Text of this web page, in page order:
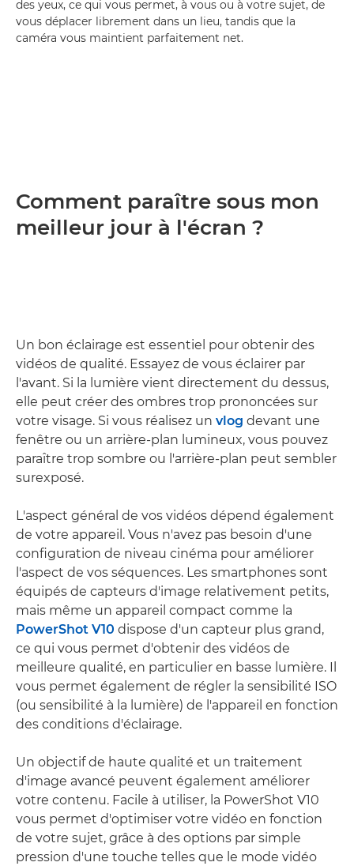
des yeux, ce qui vous permet, à vous ou à votre sujet, de
vous déplacer librement dans un lieu, tandis que la
caméra vous maintient parfaitement net.
Comment paraître sous mon
meilleur jour à l'écran ?
Un bon éclairage est essentiel pour obtenir des
vidéos de qualité. Essayez de vous éclairer par
l'avant. Si la lumière vient directement du dessus,
elle peut créer des ombres trop prononcées sur
votre visage. Si vous réalisez un vlog devant une
fenêtre ou un arrière-plan lumineux, vous pouvez
paraître trop sombre ou l'arrière-plan peut sembler
surexposé.
L'aspect général de vos vidéos dépend également
de votre appareil. Vous n'avez pas besoin d'une
configuration de niveau cinéma pour améliorer
l'aspect de vos séquences. Les smartphones sont
équipés de capteurs d'image relativement petits,
mais même un appareil compact comme la
PowerShot V10 dispose d'un capteur plus grand,
ce qui vous permet d'obtenir des vidéos de
meilleure qualité, en particulier en basse lumière. Il
vous permet également de régler la sensibilité ISO
(ou sensibilité à la lumière) de l'appareil en fonction
des conditions d'éclairage.
Un objectif de haute qualité et un traitement
d'image avancé peuvent également améliorer
votre contenu. Facile à utiliser, la PowerShot V10
vous permet d'optimiser votre vidéo en fonction
de votre sujet, grâce à des options par simple
pression d'une touche telles que le mode vidéo